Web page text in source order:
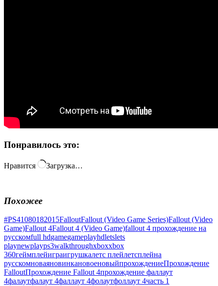
Понравилось это:
Нравится Загрузка…
Похожее
#PS41080182015FalloutFallout (Video Game Series)Fallout (Video
Game)Fallout 4Fallout 4 (Video Game)fallout 4 прохождение на
русскомfull hdgamegameplayhdletslets
playnewplayps3walkthroughxboxxbox
360геймплейиграигрушкалетс плейлетсплейна
русскомноваяновинкановоеновыйпрохождениеПрохождение
FalloutПрохождение Fallout 4прохождение фаллаут
4фалаутфалаут 4фаллаут 4фолаутфоллаут 4часть 1